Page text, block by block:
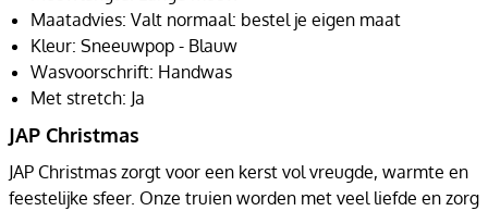
Maatadvies: Valt normaal: bestel je eigen maat
Kleur: Sneeuwpop - Blauw
Wasvoorschrift: Handwas
Met stretch: Ja
JAP Christmas
JAP Christmas zorgt voor een kerst vol vreugde, warmte en
feestelijke sfeer. Onze truien worden met veel liefde en zorg